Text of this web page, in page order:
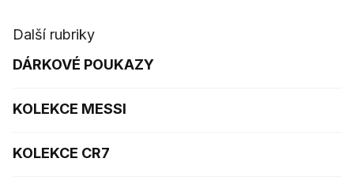
Další rubriky
DÁRKOVÉ POUKAZY
KOLEKCE MESSI
KOLEKCE CR7